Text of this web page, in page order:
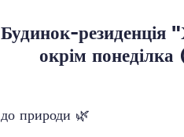
Будинок-
окрім